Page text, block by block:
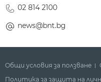
02 814 2100
news@bnt.bg
Общи условия за ползване
Политика за защита на